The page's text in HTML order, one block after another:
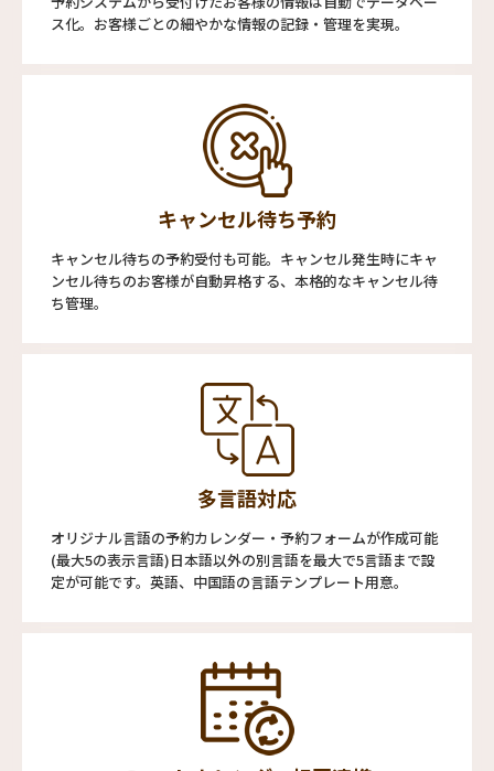
ス化。お客様ごとの細やかな情報の記録・管理を実現。
キャンセル待ち予約
キャンセル待ちの予約受付も可能。キャンセル発生時にキャ
ンセル待ちのお客様が自動昇格する、本格的なキャンセル待
ち管理。
多言語対応
オリジナル言語の予約カレンダー・予約フォームが作成可能
(最大5の表示言語)日本語以外の別言語を最大で5言語まで設
定が可能です。英語、中国語の言語テンプレート用意。